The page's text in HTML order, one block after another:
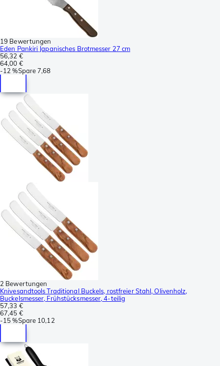
19 Bewertungen
Eden Pankiri Japanisches Brotmesser 27 cm
56,32 €
64,00 €
-12 %Spare7,68
2 Bewertungen
Knivesandtools Traditional Buckels, rostfreier Stahl, Olivenholz,
Buckelsmesser, Frühstücksmesser, 4-teilig
57,33 €
67,45 €
-15 %Spare 10,12